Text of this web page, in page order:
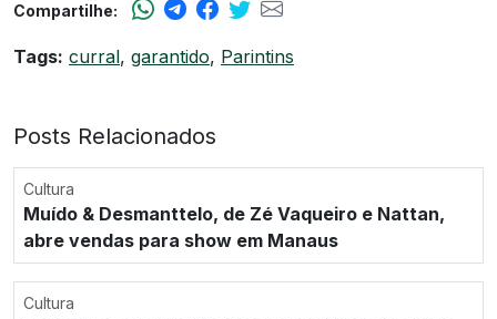
Compartilhe:
Tags: curral, garantido, Parintins
Posts Relacionados
Cultura
Muído & Desmanttelo, de Zé Vaqueiro e Nattan,
abre vendas para show em Manaus
Cultura